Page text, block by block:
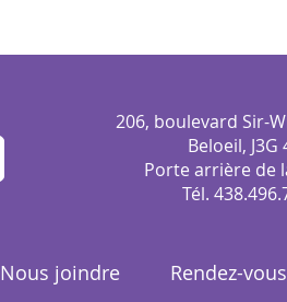
206, boulevard Sir-
Beloeil, J3G
Porte arrière de
Tél.
Nous joindre Rendez-vous